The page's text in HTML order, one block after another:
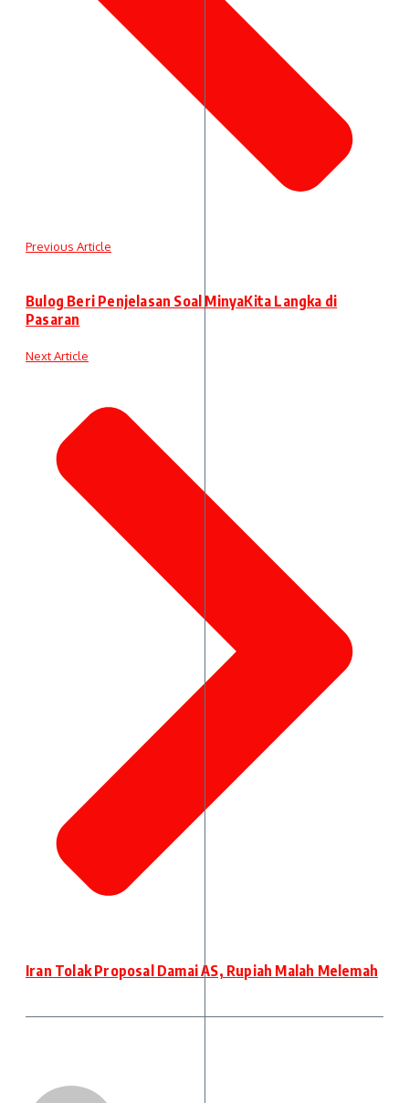
Previous Article
Bulog Beri Penjelasan Soal MinyaKita Langka di
Pasaran
Next Article
Iran Tolak Proposal Damai AS, Rupiah Malah Melemah